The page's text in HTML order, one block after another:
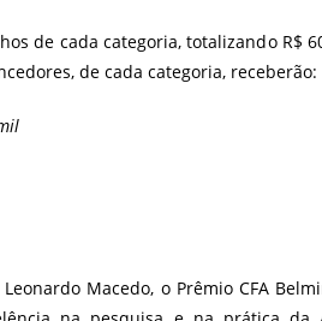
de cada categoria, totalizando R$
de cada categoria, receberão:
Macedo, o Prêmio CFA